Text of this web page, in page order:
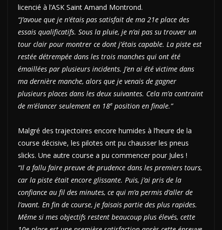
licencié à l’ASK Saint Amand Montrond.
“J’avoue que je n’étais pas satisfait de ma 21e place des
essais qualificatifs. Sous la pluie, je n’ai pas su trouver un
tour clair pour montrer ce dont j’étais capable. La piste est
restée détrempée dans les trois manches qui ont été
émaillées par plusieurs incidents. J’en ai été victime dans
ma dernière manche, alors que je venais de gagner
plusieurs places dans les deux suivantes. Cela m’a contraint
de m’élancer seulement en 18e position en finale.”
Malgré des trajectoires encore humides à l’heure de la
course décisive, les pilotes ont pu chausser les pneus
slicks. Une autre course a pu commencer pour Jules !
“Il a fallu faire preuve de prudence dans les premiers tours,
car la piste était encore glissante. Puis, j’ai pris de la
confiance au fil des minutes, ce qui m’a permis d’aller de
l’avant. En fin de course, je faisais partie des plus rapides.
Même si mes objectifs restent beaucoup plus élevés, cette